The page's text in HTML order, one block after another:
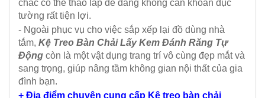
chắc có thể tháo lắp dễ dàng không cần khoan đục
tường rất tiện lợi.
- Ngoài phục vụ cho việc sắp xếp lại đồ dùng nhà
tắm, Kệ Treo Bàn Chải Lấy Kem Đánh Răng Tự
Động còn là một vật dụng trang trí vô cùng đẹp mắt và
sang trọng, giúp nâng tầm không gian nội thất của gia
đình bạn.
+ Địa điểm chuyên cung cấp Kệ treo bàn chải